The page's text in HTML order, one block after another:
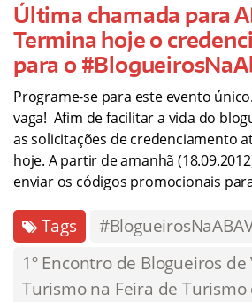
Última chamada para
Termina hoje o
para o
Programe-se para este evento
vaga! Afim de facilitar a vida do
as solicitações de credenciamento
hoje. A partir de amanhã
enviar os códigos promocionais
Tags
1º Encontro de Blogueiros de
Turismo na Feira de Turismo